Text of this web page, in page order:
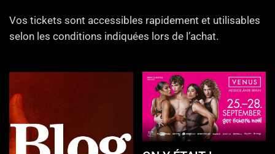
Vos tickets sont accessibles rapidement et utilisables
selon les conditions indiquées lors de l’achat.